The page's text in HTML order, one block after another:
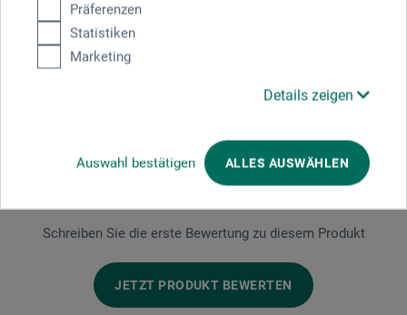
Präferenzen
Statistiken
Marketing
Details zeigen
Auswahl bestätigen ALLES AUSWÄHLEN
Deckkraft haftet sogar auf Glas, Kunststoff oder Metall.
Die wasservermalbare Mine enthält hochwertige
Pigmente. Zum Sortiment gehören 8 Farben (mit Ø 3,3 mm
Produktbewertungen (0)
Schreiben Sie die erste Bewertung zu diesem Produkt
JETZT PRODUKT BEWERTEN